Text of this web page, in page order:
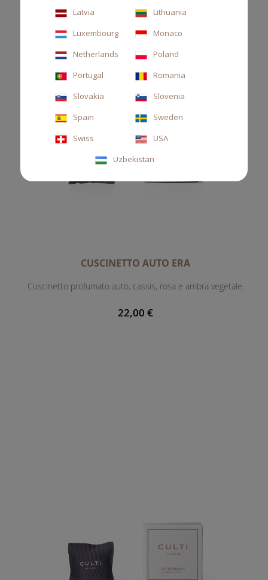
CUSCINETTO AUTO ERA
Cuscinetto profumato auto, cassis, rosa e ambra vegetale.
22,00 €
Latvia
Lithuania
Luxembourg
Monaco
Netherlands
Poland
Portugal
Romania
Slovakia
Slovenia
Spain
Sweden
Swiss
USA
Uzbekistan